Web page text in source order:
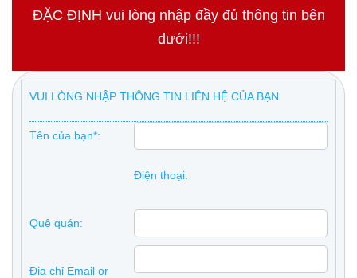
ĐẶC ĐỊNH vui lòng nhập đầy đủ thông tin bên
dưới!!!
VUI LÒNG NHẬP THÔNG TIN LIÊN HỆ CỦA BẠN
Tên của bạn*:
Điện thoại:
Quê quán:
Địa chỉ Email or